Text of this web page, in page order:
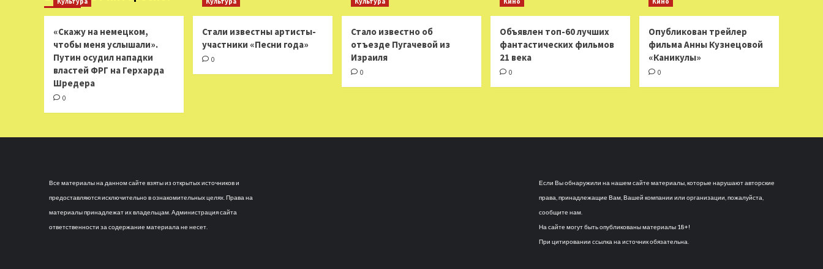
«Скажу на немецком,
чтобы меня услышали».
Путин осудил нападки
властей ФРГ на Герхарда
Шредера
0
Стали известны артисты-
участники «Песни года»
0
Стало известно об
отъезде Пугачевой из
Израиля
0
Объявлен топ-60 лучших
фантастических фильмов
21 века
0
Опубликован трейлер
фильма Анны Кузнецовой
«Каникулы»
0
Все материалы на данном сайте взяты из открытых источников и
предоставляются исключительно в ознакомительных целях. Права на
материалы принадлежат их владельцам. Администрация сайта
ответственности за содержание материала не несет.
Если Вы обнаружили на нашем сайте материалы, которые нарушают авторские
права, принадлежащие Вам, Вашей компании или организации, пожалуйста,
сообщите нам.
На сайте могут быть опубликованы материалы 18+!
При цитировании ссылка на источник обязательна.